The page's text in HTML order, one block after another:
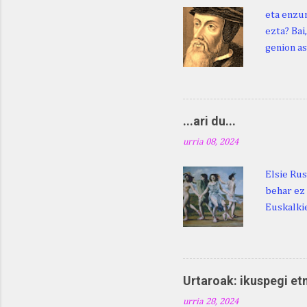
eta
ezta?
genion
digu
Duhauk
...ari du...
urria 08, 2024
Elsie
behar
ditugu:
zarra da
Martina
Martina .
Urtaroak: ikuspegi
urria 28, 2024